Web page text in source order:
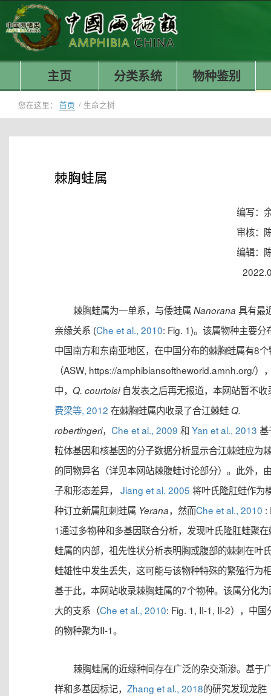
主页 分类系统 物种鉴别
您在这里： 首页 / 生命之树
棘胸蛙属
编写：
审核：
编辑：
棘胸蛙属为一单系，与倭蛙属 Nanorana 具有最
亲缘关系 (Che et al., 2010: Fig. 1)。该属物种主要分
中国南方和东南亚地区，在中国分布的棘胸蛙属有8
（ASW, https://amphibiansoftheworld.amnh.org/）
中， Q. courtoisi自发表之后再无报道，本网站暂不收
费梁等, 2012 在棘胸蛙属内收录了合江棘蛙Q.
robertingeri， Che et al., 2009 和 Yan et al., 2013 基
粒体基因和核基因的分子数据分析显示合江棘蛙应为
的同物异名（详见本网站棘腹蛙讨论部分）。此外，
子和形态差异，
Jiang et al. 2005 将叶氏隆肛蛙作为
种订立新属肛刺蛙属 Yerana，然而Che et al., 2010 :
1通过多物种和多基因联合分析，发现叶氏隆肛蛙聚
蛙属的内部，祖先性状分析表明胸或腹部的棘刺在叶
蛙雄性中发生丢失，这可能与该物种特殊的繁殖行为
基于此，本网站收录棘胸蛙属的7个物种。该属分化
大的支系（Che et al., 2010: Fig. 1, II-1, II-2），中国
的物种聚为II-1。
棘胸蛙属的近缘种间存在广泛的杂交渐渗。基于
样和多基因标记， Zhang et al., 2018的研究发现龙胜